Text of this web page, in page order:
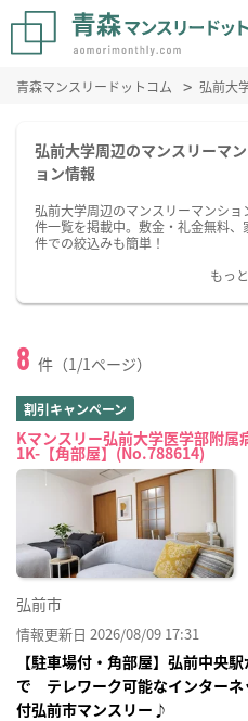
青森マンスリードットコム 弘前大
弘前大学周辺のマンスリーマ
ョン情報
弘前大学周辺のマンスリーマンシ
件一覧を掲載中。敷金・礼金無料
件での絞込みも簡単！
もっ
8 件（1/1ページ）
割引キャンペーン
Kマンスリー弘前大学医学部附属
1K-【角部屋】(No.788614)
弘前市
情報更新日 2026/08/09 17:31
【駐車場付・角部屋】弘前中央
で テレワーク可能なインターネ
付弘前市マンスリー♪